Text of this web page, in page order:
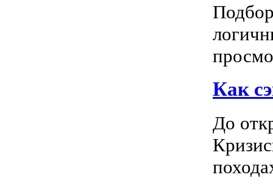
Как
До